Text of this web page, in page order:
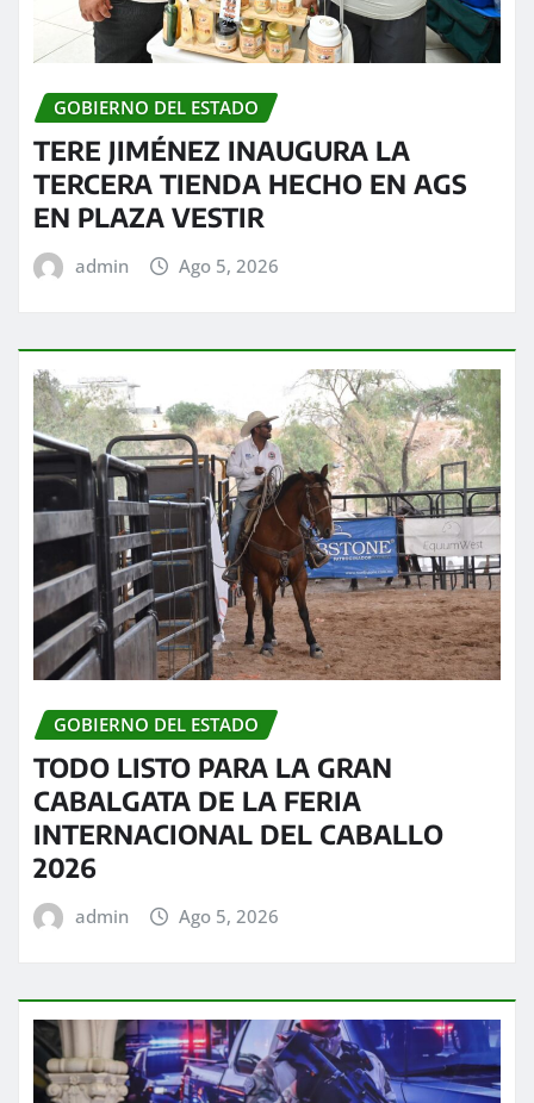
GOBIERNO DEL ESTADO
TERE JIMÉNEZ INAUGURA LA
TERCERA TIENDA HECHO EN AGS
EN PLAZA VESTIR
admin Ago 5, 2026
GOBIERNO DEL ESTADO
TODO LISTO PARA LA GRAN
CABALGATA DE LA FERIA
INTERNACIONAL DEL CABALLO
2026
admin Ago 5, 2026